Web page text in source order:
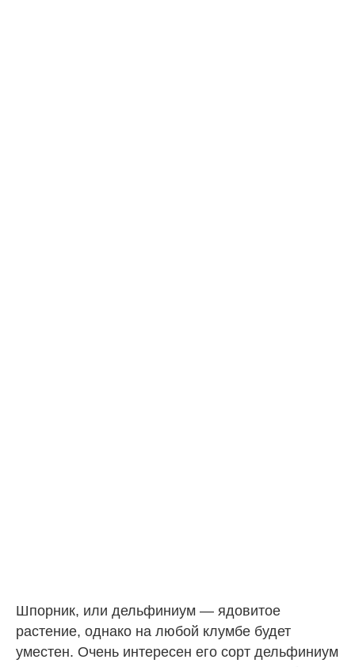
Шпорник, или дельфиниум — ядовитое
растение, однако на любой клумбе будет
уместен. Очень интересен его сорт дельфиниум